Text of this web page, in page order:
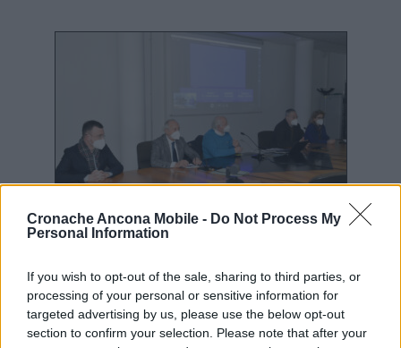
Cronache Ancona Mobile - Do Not Process My
Personal Information
If you wish to opt-out of the sale, sharing to third parties, or
processing of your personal or sensitive information for
targeted advertising by us, please use the below opt-out
section to confirm your selection. Please note that after your
I rappresentanti sindacali hanno espresso la
loro soddisfazione. «Un accordo avanzato a
livello nazionale – ha detto
di una medicina di prossimità, liberando
risorse anche in favore della diagnostica nei
distretti. Si tratta di un modello sperimentale
e come tale è una scommessa, ma un modello